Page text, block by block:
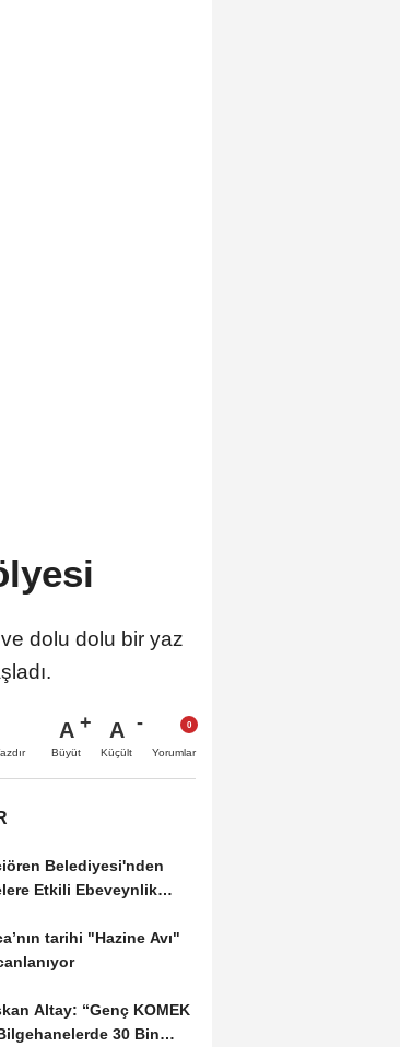
dolu dolu bir yaz
A
Büyüt
A
Küçült Yorumlar
Belediyesi'nden
Etkili Ebeveynlik
tarihi "Hazine Avı"
Altay: “Genç KOMEK
30 Bin